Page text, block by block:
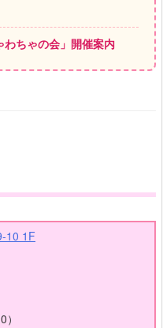
わちゃの会」開催案内
10 1F